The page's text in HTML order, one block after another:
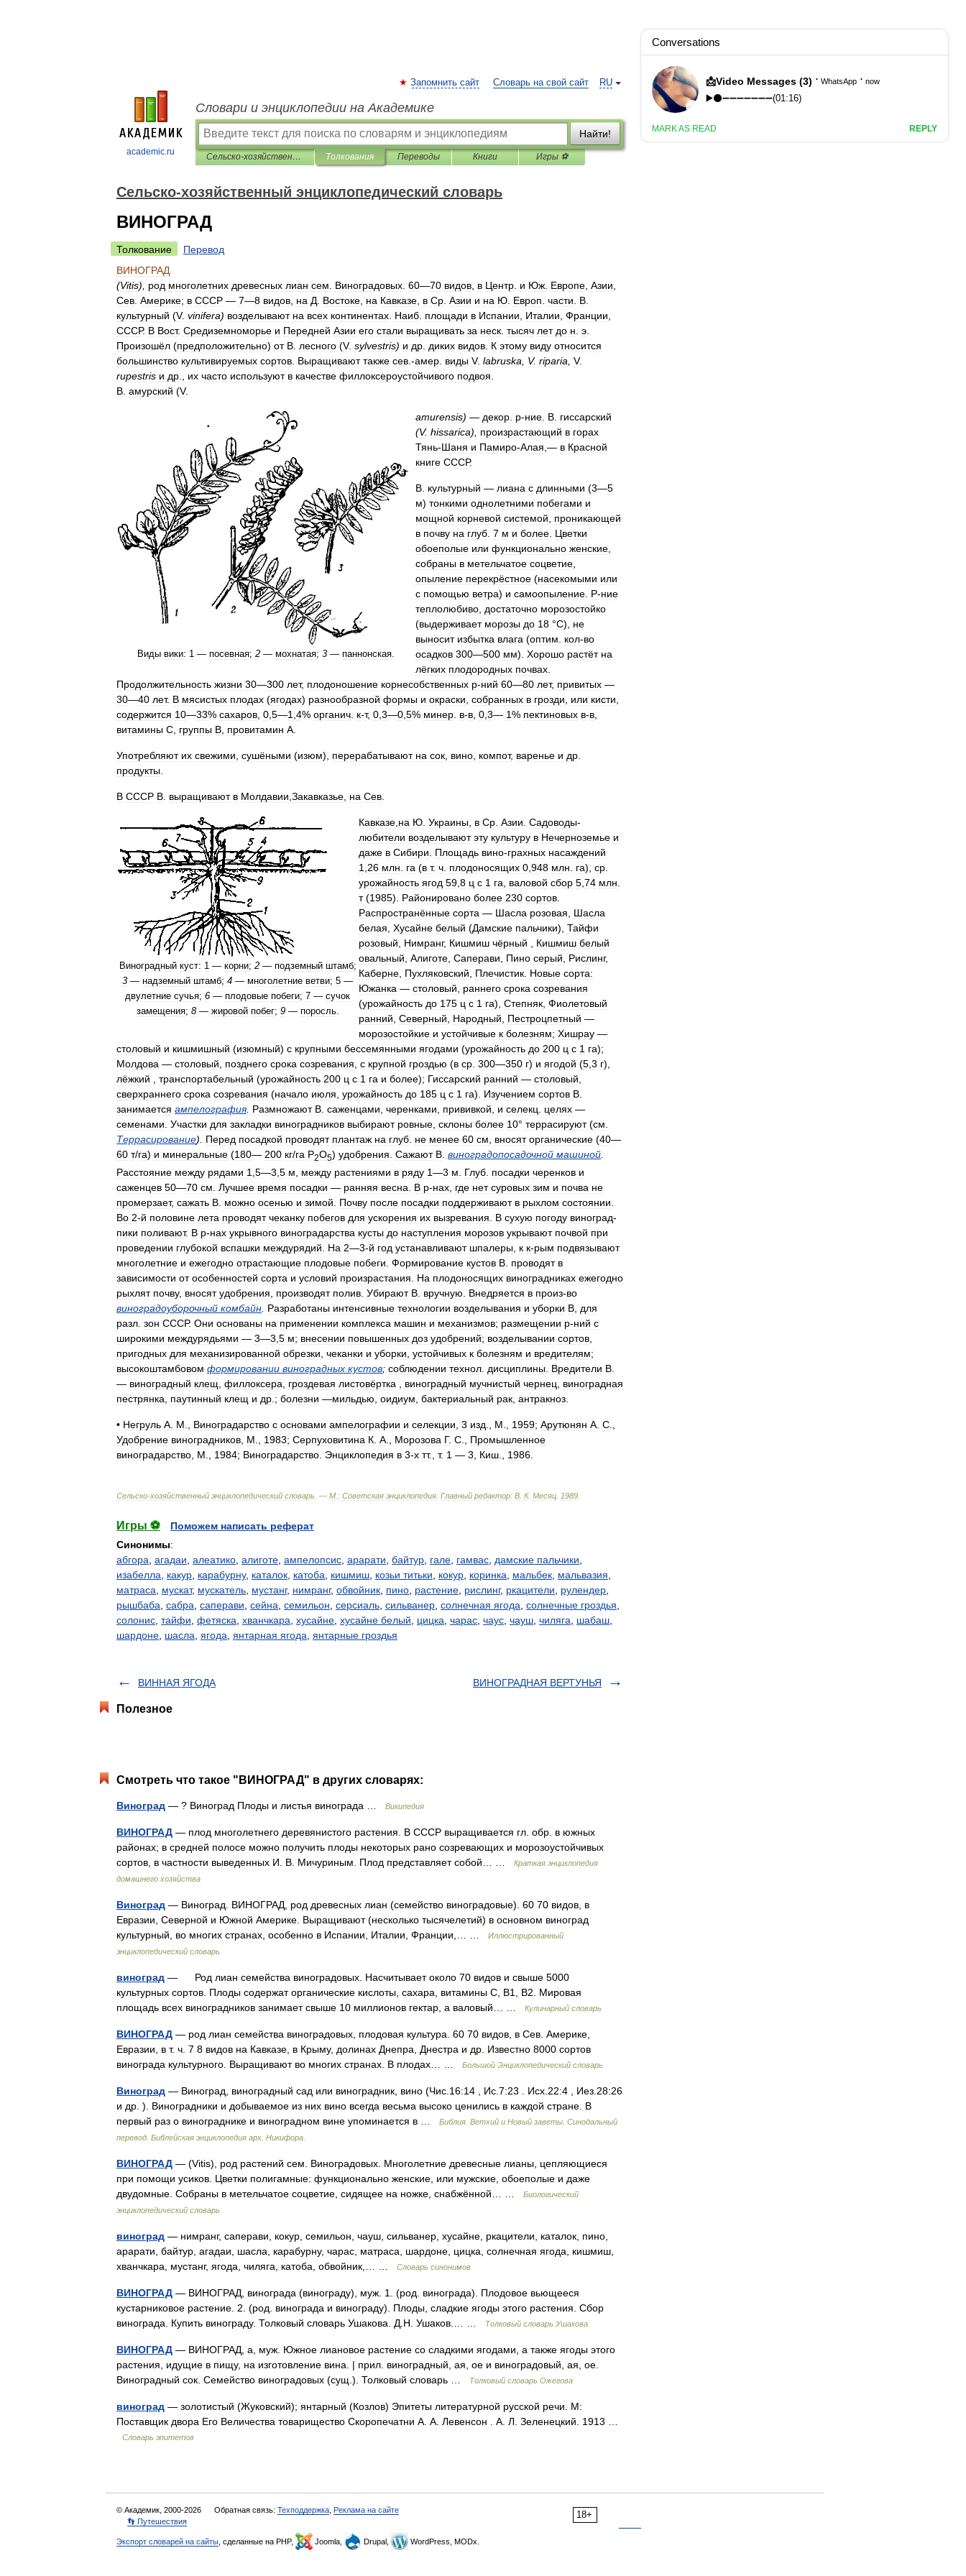
academic.ru
RU
Запомнить сайт Словарь на свой сайт
Словари и энциклопедии на Академике
Найти!
Сельско-хозяйственный энциклопедический словарь Толкования Переводы Книги Игры ⚽
Сельско-хозяйственный энциклопедический словарь
ВИНОГРАД
Толкование
Перевод
ВИНОГРАД
(Vitis), род многолетних древесных лиан сем Виноградовых 60—70 видов в Центр и Юж Европе Азии
Сев Америке; в СССР — 7—8 видов на Д Востоке на Кавказе в Ср Азии и на Ю Европ части В
культурный (V. vinifera) возделывают на всех континентах Наиб площади в Испании Италии Франции
СССР. В Вост. Средиземноморье и Передней Азии его стали выращивать за неск тысяч лет до н э
Произошёл (предположительно) от В лесного (V. sylvestris) и др диких видов К этому виду относится
большинство культивируемых сортов Выращивают также сев .-амер виды V. labruska V. riparia V.
rupestris и др их часто используют в качестве филлоксероустойчивого подвоя
В амурский (V.
Виды вики: 1 — посевная; 2 — мохнатая; 3 — паннонская.
amurensis) — декор р-ние В гиссарский
(V. hissarica), произрастающий в горах
Тянь-Шаня и Памиро-Алая ,— в Красной
книге СССР.
В культурный — лиана с длинными (3—5
м) тонкими однолетними побегами и
мощной корневой системой
проникающей
в почву на глуб 7 м и более Цветки
обоеполые или функционально женские
собраны в метельчатое соцветие
опыление перекрёстное (насекомыми или
с помощью ветра) и самоопыление Р-ние
теплолюбиво достаточно морозостойко
(выдерживает морозы до 18 °С), не
выносит избытка влага (оптим кол-во
осадков 300—500 мм). Хорошо растёт на
лёгких плодородных почвах
Продолжительность жизни 30—300 лет, плодоношение корнесобственных р-ний 60—80 лет, привитых —
30—40 лет. В мясистых плодах (ягодах) разнообразной формы и окраски собранных в грозди или кисти
содержится 10—33% сахаров 0 5—1 4% органич к-т, 0 3—0 5% минер в-в 0 3— 1% пектиновых в-в
витамины С группы В провитамин А
Употребляют их свежими сушёными (изюм), перерабатывают на сок вино компот, варенье и др
продукты
В СССР В выращивают в Молдавии Закавказье на Сев
Виноградный куст: 1— корни; 2 — подземный штамб;
3 — надземный штамб; 4 — многолетние ветви; 5 —
двулетние сучья; 6 — плодовые побеги; 7 — сучок
замещения; 8— жировой побег; 9 — поросль.
Кавказе на Ю Украины в Ср Азии Садоводы-
любители возделывают эту культуру в Нечерноземье и
даже в Сибири Площадь вино-грахныx насаждений
1 26 млн га (в т. ч плодоносящих 0 948 млн га), ср
урожайность ягод 59 8 ц с 1 га валовой сбор 5 74 млн
т(1985). Районировано более 230 сортов
Распространённые сорта — Шасла розовая
Шасла
белая Хусайне белый (Дамские пальчики), Тайфи
розовый
Нимранг, Кишмиш чёрный Кишмиш белый
овальный Алиготе Саперави Пино серый Рислинг,
Каберне Пухляковский Плечистик Новые сорта:
Южанка — столовый раннего срока созревания
(урожайность до 175 ц с 1 га), Степняк Фиолетовый
ранний Северный Народный Пестроцпетный —
морозостойкие и устойчивые к болезням; Хишрау —
столовый и кишмишный (изюмный) с крупными бессемянными ягодами (урожайность до 200 ц с 1 га);
Молдова — столовый позднего срока созревания с крупной гроздью (в ср 300—350 г) и ягодой (5 3 г),
лёжкий
транспортабельный (урожайность 200 ц с 1 га и более); Гиссарский ранний — столовый
сверхраннего срока созревания (начало июля урожайность до 185 ц с 1 га). Изучением сортов В
занимается ампелография. Размножают В саженцами черенками прививкой и селекц целях —
семенами Участки для закладки виноградников выбирают ровные склоны более 10° террасируют(см
Террасирование). Перед посадкой проводят плантаж на глуб не менее 60 см вносят органические (40—
60 т/га) и минеральные (180— 200 кг/га Р2О5) удобрения Сажают В виноградопосадочной машиной
Расстояние между рядами 1 5—3 5 м между растениями в ряду 1—3 м Глуб посадки черенков и
саженцев 50—70 см Лучшее время посадки — ранняя весна В р-нах где нет суровых зим и почва не
промерзает, сажать В можно осенью и зимой Почву после посадки поддерживают в рыхлом состоянии
Во 2-й половине лета проводят чеканку побегов для ускорения их вызревания В сухую погоду виноград-
пики поливают. В р-нах укрывного виноградарства кусты до наступления морозов укрывают почвой при
проведении глубокой вспашки междурядий На 2—3-й год устанавливают шпалеры к к-рым подвязывают
многолетние и ежегодно отрастающие плодовые побеги Формирование кустов В проводят в
зависимости от особенностей сорта и условий произрастания На плодоносящих виноградниках ежегодно
рыхлят почву, вносят удобрения производят полив Убирают В вручную Внедряется в произ-во
виноградоуборочный комбайн Разработаны интенсивные технологии возделывания и уборки В для
разл зон СССР. Они основаны на применении комплекса машин и механизмов; размещении р-ний с
широкими междурядьями — 3—3 5 м; внесении повышенных доз удобрений; возделывании сортов
пригодных для механизированной обрезки чеканки и уборки устойчивых к болезням и вредителям;
высокоштамбовом формировании виноградных кустов; соблюдении технол дисциплины Вредители В
— виноградный клещ филлоксера гроздевая листовёртка виноградный мучнистый чернец
виноградная
пестрянка
паутинный клещ и др .; болезни —мильдью оидиум бактериальный рак антракноз
• Негруль А М Виноградарство с основами ампелографии и селекции 3 изд М 1959; Арутюнян А С
Удобрение виноградников М 1983; Серпуховитина К А Морозова Г. С
Промышленное
виноградарство М 1984; Виноградарство Энциклопедия в 3-х тт., т. 1 — 3 Киш 1986
Сельско-хозяйственный энциклопедический словарь . — М : Советская энциклопедия Главный редактор: В К. Месяц 1989
Игры ⚽
Поможем написать реферат
Синонимы:
абгора агадаи алеатико алиготе ампелопсис арарати байтур гале гамвас дамские пальчики
изабелла
какур карабурну, каталок катоба кишмиш козьи титьки кокур коринка мальбек мальвазия
матраса
мускат, мускатель мустанг, нимранг, обвойник пино растение рислинг, ркацители рулендер
рышбаба сабра саперави сейна семильон серсиаль сильванер солнечная ягода солнечные гроздья
солонис тайфи фетяска хванчкара хусайне хусайне белый цицка чарас чаус чауш чиляга шабаш
шардоне шасла ягода янтарная ягода янтарные гроздья
ВИННАЯ ЯГОДА ВИНОГРАДНАЯ ВЕРТУНЬЯ
Полезное
Смотреть что такое "ВИНОГРАД" в других словарях:
Виноград — ? Виноград Плоды и листья винограда … Википедия
ВИНОГРАД — плод многолетнего деревянистого растения. В СССР выращивается гл. обр. в южных
районах; в средней полосе можно получить плоды некоторых рано созревающих и морозоустойчивых
сортов, в частности выведенных И. В. Мичуриным. Плод представляет собой… …
Краткая энциклопедия
домашнего хозяйства
Виноград — Виноград. ВИНОГРАД, род древесных лиан (семейство виноградовые). 60 70 видов, в
Евразии, Северной и Южной Америке. Выращивают (несколько тысячелетий) в основном виноград
культурный, во многих странах, особенно в Испании, Италии, Франции,… …
Иллюстрированный
энциклопедический словарь
виноград — Род лиан семейства виноградовых. Насчитывает около 70 видов и свыше 5000
культурных сортов. Плоды содержат органические кислоты, сахара, витамины С, В1, В2. Мировая
площадь всех виноградников занимает свыше 10 миллионов гектар, а валовый… …
Кулинарный словарь
ВИНОГРАД — род лиан семейства виноградовых, плодовая культура. 60 70 видов, в Сев. Америке,
Евразии, в т. ч. 7 8 видов на Кавказе, в Крыму, долинах Днепра, Днестра и др. Известно 8000 сортов
винограда культурного. Выращивают во многих странах. В плодах… …
Большой Энциклопедический словарь
Виноград — Виноград, виноградный сад или виноградник, вино (Чис.16:14 , Ис.7:23 . Исх.22:4 , Иез.28:26
и др. ). Виноградники и добываемое из них вино всегда весьма высоко ценились в каждой стране. В
первый раз о винограднике и виноградном вине упоминается в …
Библия. Ветхий и Новый заветы. Синодальный
перевод. Библейская энциклопедия арх. Никифора.
ВИНОГРАД — (Vitis), род растений сем. Виноградовых. Многолетние древесные лианы, цепляющиеся
при помощи усиков. Цветки полигамные: функционально женские, или мужские, обоеполые и даже
двудомные. Собраны в метельчатое соцветие, сидящее на ножке, снабжённой… …
Биологический
энциклопедический словарь
виноград — нимранг, саперави, кокур, семильон, чауш, сильванер, хусайне, ркацители, каталок, пино,
арарати, байтур, агадаи, шасла, карабурну, чарас, матраса, шардоне, цицка, солнечная ягода, кишмиш,
хванчкара, мустанг, ягода, чиляга, катоба, обвойник,… …
Словарь синонимов
ВИНОГРАД — ВИНОГРАД, винограда (винограду), муж. 1. (род. винограда). Плодовое вьющееся
кустарниковое растение. 2. (род. винограда и винограду). Плоды, сладкие ягоды этого растения. Сбор
винограда. Купить винограду. Толковый словарь Ушакова. Д.Н. Ушаков.… …
Толковый словарь Ушакова
ВИНОГРАД — ВИНОГРАД, а, муж. Южное лиановое растение со сладкими ягодами, а также ягоды этого
растения, идущие в пищу, на изготовление вина. | прил. виноградный, ая, ое и виноградовый, ая, ое.
Виноградный сок. Семейство виноградовых (сущ.). Толковый словарь …
Толковый словарь Ожегова
виноград — золотистый (Жуковский); янтарный (Козлов) Эпитеты литературной русской речи. М:
Поставщик двора Его Величества товарищество Скоропечатни А. А. Левенсон . А. Л. Зеленецкий. 1913 …
Словарь эпитетов
18+
© Академик, 2000-2026 Обратная связь: Техподдержка Реклама на сайте
👣 Путешествия
Экспорт словарей на сайты , сделанные на PHP, Joomla, Drupal, WordPress, MODx.